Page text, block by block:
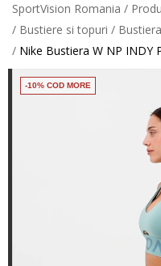
SportVision Romania
Bustiere si topuri
Bustiera
Nike Bustiera W NP INDY
-10% COD MORE